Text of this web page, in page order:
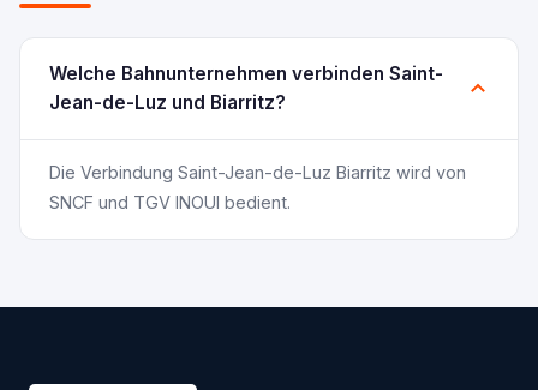
Welche Bahnunternehmen verbinden Saint-
Jean-de-Luz und Biarritz?
Die Verbindung Saint-Jean-de-Luz Biarritz wird von
SNCF und TGV INOUI bedient.